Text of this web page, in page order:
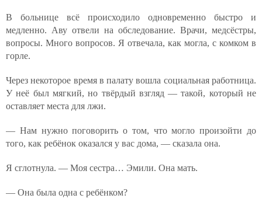
В больнице всё происходило одновременно быстро и
медленно. Аву отвели на обследование. Врачи, медсёстры,
вопросы. Много вопросов. Я отвечала, как могла, с комком в
горле.
Через некоторое время в палату вошла социальная работница.
У неё был мягкий, но твёрдый взгляд — такой, который не
оставляет места для лжи.
— Нам нужно поговорить о том, что могло произойти до
того, как ребёнок оказался у вас дома, — сказала она.
Я сглотнула. — Моя сестра… Эмили. Она мать.
— Она была одна с ребёнком?